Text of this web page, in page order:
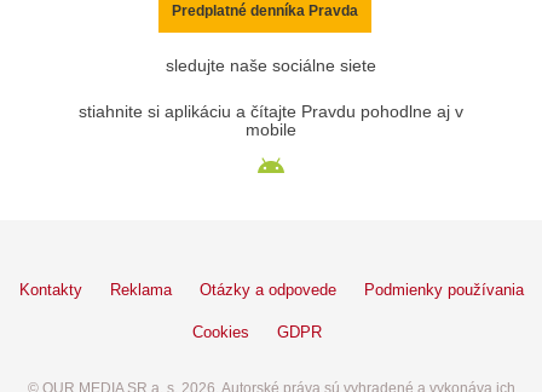
Predplatné denníka Pravda
sledujte naše sociálne siete
stiahnite si aplikáciu a čítajte Pravdu pohodlne aj v
mobile
Kontakty Reklama Otázky a odpovede Podmienky používania
Cookies GDPR
© OUR MEDIA SR a. s. 2026. Autorské práva sú vyhradené a vykonáva ich